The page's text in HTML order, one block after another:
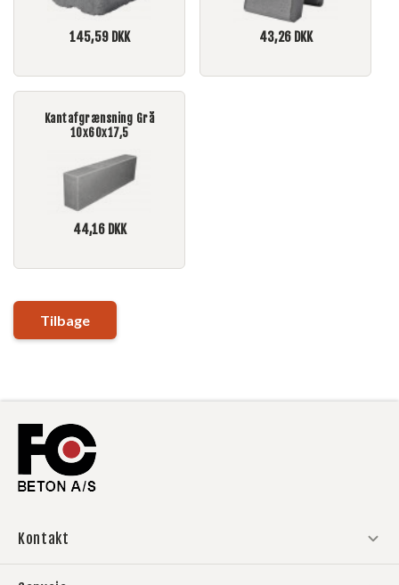
145,59DKK 43,26DKK
Kantafgrænsning Grå
10x60x17,5
44,16DKK
Tilbage
Kontakt